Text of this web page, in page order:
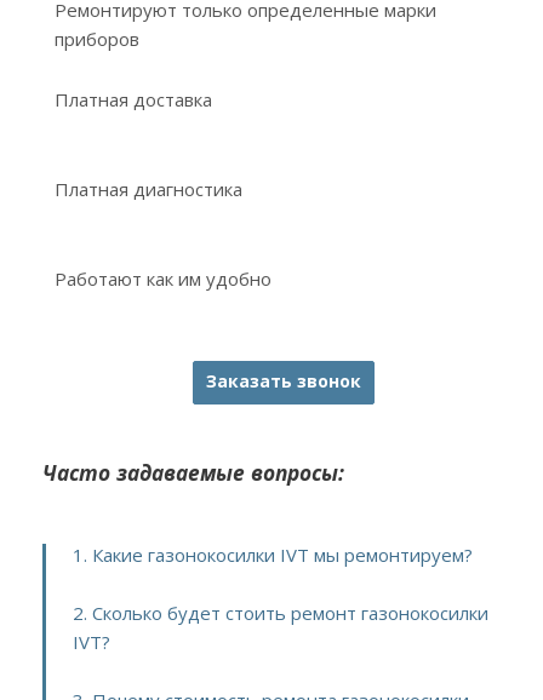
Ремонтируют только определенные марки
приборов
Платная доставка
Платная диагностика
Работают как им удобно
Заказать звонок
Часто задаваемые вопросы:
1. Какие газонокосилки IVT мы ремонтируем?
2. Сколько будет стоить ремонт газонокосилки
IVT?